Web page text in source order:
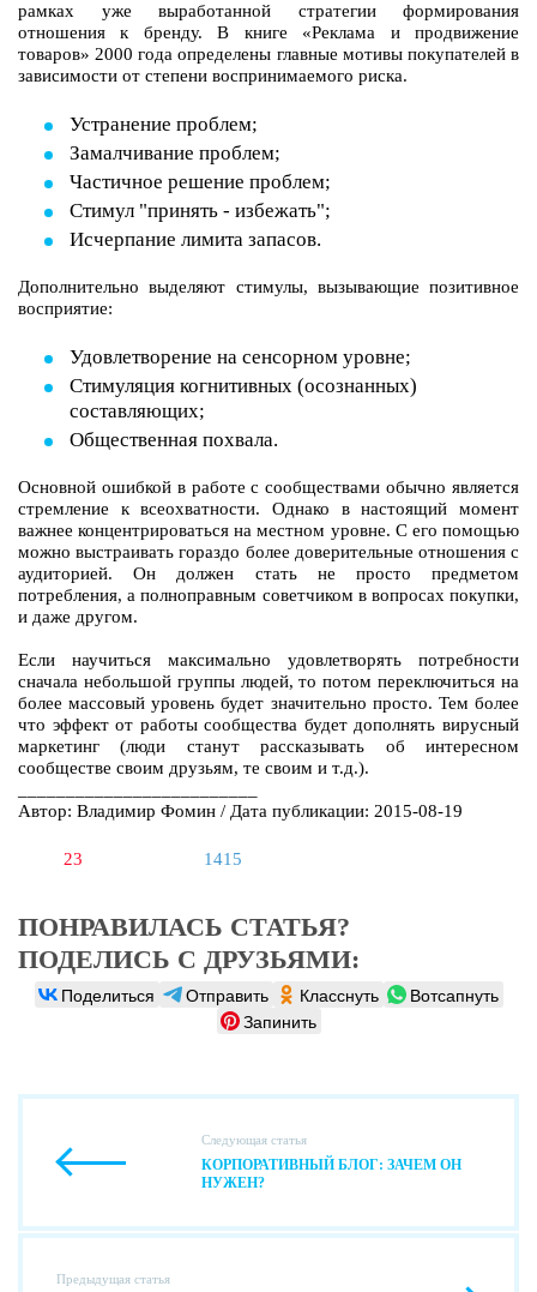
рамках уже выработанной стратегии формирования
отношения к бренду. В книге «Реклама и продвижение
товаров» 2000 года определены главные мотивы покупателей в
зависимости от степени воспринимаемого риска.
Устранение проблем;
Замалчивание проблем;
Частичное решение проблем;
Стимул "принять - избежать";
Исчерпание лимита запасов.
Дополнительно выделяют стимулы, вызывающие позитивное
восприятие:
Удовлетворение на сенсорном уровне;
Стимуляция когнитивных (осознанных)
составляющих;
Общественная похвала.
Основной ошибкой в работе с сообществами обычно является
стремление к всеохватности. Однако в настоящий момент
важнее концентрироваться на местном уровне. С его помощью
можно выстраивать гораздо более доверительные отношения с
аудиторией. Он должен стать не просто предметом
потребления, а полноправным советчиком в вопросах покупки,
и даже другом.
Если научиться максимально удовлетворять потребности
сначала небольшой группы людей, то потом переключиться на
более массовый уровень будет значительно просто. Тем более
что эффект от работы сообщества будет дополнять вирусный
маркетинг (люди станут рассказывать об интересном
сообществе своим друзьям, те своим и т.д.).
Автор: Владимир Фомин / Дата публикации: 2015-08-19
23 1415
ПОНРАВИЛАСЬ СТАТЬЯ?
ПОДЕЛИСЬ С ДРУЗЬЯМИ:
Поделиться Отправить Класснуть
Вотсапнуть
Запинить
Следующая статья
КОРПОРАТИВНЫЙ БЛОГ: ЗАЧЕМ ОН
НУЖЕН?
Предыдущая статья